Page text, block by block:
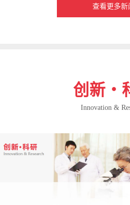
查看更多新
创新・
Innovation &